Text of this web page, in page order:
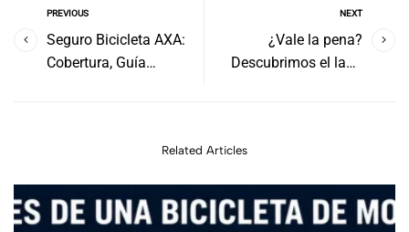
PREVIOUS
Seguro Bicicleta AXA:
Cobertura, Guía
NEXT
¿Vale la pena?
Descubrimos el lado
Related Articles